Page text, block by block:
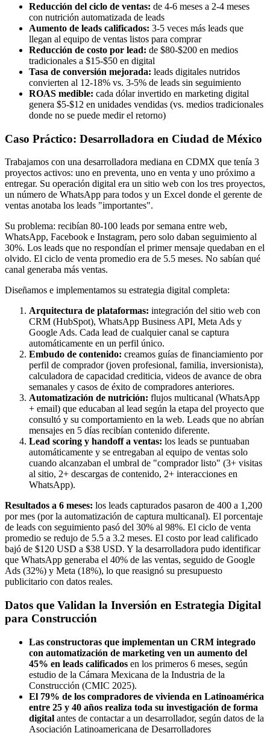
Reducción del ciclo de ventas: de 4-6 meses a 2-4 meses
con nutrición automatizada de leads
Aumento de leads calificados: 3-5 veces más leads que
llegan al equipo de ventas listos para comprar
Reducción de costo por lead: de $80-$200 en medios
tradicionales a $15-$50 en digital
Tasa de conversión mejorada: leads digitales nutridos
convierten al 12-18% vs. 3-5% de leads sin seguimiento
ROAS medible: cada dólar invertido en marketing digital
genera $5-$12 en unidades vendidas (vs. medios tradicionales
donde no se puede medir el retorno)
Caso Práctico: Desarrolladora en Ciudad de México
Trabajamos con una desarrolladora mediana en CDMX que tenía 3
proyectos activos: uno en preventa, uno en venta y uno próximo a
entregar. Su operación digital era un sitio web con los tres proyectos,
un número de WhatsApp para todos y un Excel donde el gerente de
ventas anotaba los leads "importantes".
Su problema: recibían 80-100 leads por semana entre web,
WhatsApp, Facebook e Instagram, pero solo daban seguimiento al
30%. Los leads que no respondían el primer mensaje quedaban en el
olvido. El ciclo de venta promedio era de 5.5 meses. No sabían qué
canal generaba más ventas.
Diseñamos e implementamos su estrategia digital completa:
Arquitectura de plataformas: integración del sitio web con
CRM (HubSpot), WhatsApp Business API, Meta Ads y
Google Ads. Cada lead de cualquier canal se captura
automáticamente en un perfil único.
Embudo de contenido: creamos guías de financiamiento por
perfil de comprador (joven profesional, familia, inversionista),
calculadora de capacidad crediticia, videos de avance de obra
semanales y casos de éxito de compradores anteriores.
Automatización de nutrición: flujos multicanal (WhatsApp
+ email) que educaban al lead según la etapa del proyecto que
consultó y su comportamiento en la web. Leads que no abrían
mensajes en 5 días recibían contenido diferente.
Lead scoring y handoff a ventas: los leads se puntuaban
automáticamente y se entregaban al equipo de ventas solo
cuando alcanzaban el umbral de "comprador listo" (3+ visitas
al sitio, 2+ descargas de contenido, 2+ interacciones en
WhatsApp).
Resultados a 6 meses: los leads capturados pasaron de 400 a 1,200
por mes (por la automatización de captura multicanal). El porcentaje
de leads con seguimiento pasó del 30% al 98%. El ciclo de venta
promedio se redujo de 5.5 a 3.2 meses. El costo por lead calificado
bajó de $120 USD a $38 USD. Y la desarrolladora pudo identificar
que WhatsApp generaba el 40% de las ventas, seguido de Google
Ads (32%) y Meta (18%), lo que reasignó su presupuesto
publicitario con datos reales.
Datos que Validan la Inversión en Estrategia Digital
para Construcción
Las constructoras que implementan un CRM integrado
con automatización de marketing ven un aumento del
45% en leads calificados en los primeros 6 meses, según
estudio de la Cámara Mexicana de la Industria de la
Construcción (CMIC 2025).
El 79% de los compradores de vivienda en Latinoamérica
entre 25 y 40 años realiza toda su investigación de forma
digital antes de contactar a un desarrollador, según datos de la
Asociación Latinoamericana de Desarrolladores